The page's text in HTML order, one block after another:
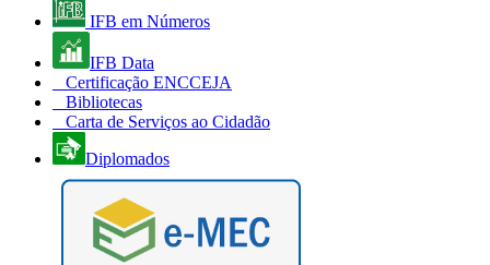
IFB em Números
IFB Data
Certificação ENCCEJA
Bibliotecas
Carta de Serviços ao Cidadão
Diplomados